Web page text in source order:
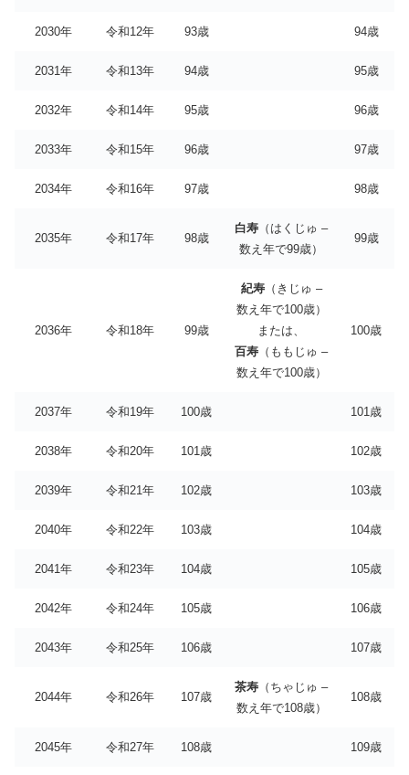
2030年 令和12年 93歳 94歳
2031年 令和13年 94歳 95歳
2032年 令和14年 95歳 96歳
2033年 令和15年 96歳 97歳
2034年 令和16年 97歳 98歳
2035年 令和17年 98歳
白寿 （はくじゅ –
数え年で99歳）
99歳
2036年 令和18年 99歳
紀寿（きじゅ –
数え年で100歳）
または、
百寿 （ももじゅ –
数え年で100歳）
100歳
2037年 令和19年 100歳 101歳
2038年 令和20年 101歳 102歳
2039年 令和21年 102歳 103歳
2040年 令和22年 103歳 104歳
2041年 令和23年 104歳 105歳
2042年 令和24年 105歳 106歳
2043年 令和25年 106歳 107歳
2044年 令和26年 107歳
茶寿 （ちゃじゅ –
数え年で108歳）
108歳
2045年 令和27年 108歳 109歳